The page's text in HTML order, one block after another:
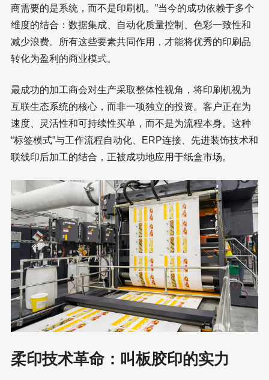
商需要的是系统，而不是印刷机。”当今的成功依赖于多个
维度的结合：数据集成、自动化质量控制、色彩一致性和
减少浪费。所有这些要素共同作用，才能将优秀的印刷品
转化为盈利的商业模式。
最成功的加工商会对生产采取整体性视角，将印刷机视为
互联生态系统的核心，而非一项独立的投资。客户正在为
速度、灵活性和可持续性买单，而不是为流程本身。这种
“标签模式”与工作流程自动化、ERP连接、先进装饰技术和
联线印后加工的结合，正被成功地应用于纸盒市场。
柔印技术革命：叫板胶印的实力